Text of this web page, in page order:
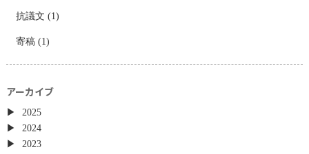
抗議文 (1)
寄稿(1)
アーカイブ
2025
2024
2023